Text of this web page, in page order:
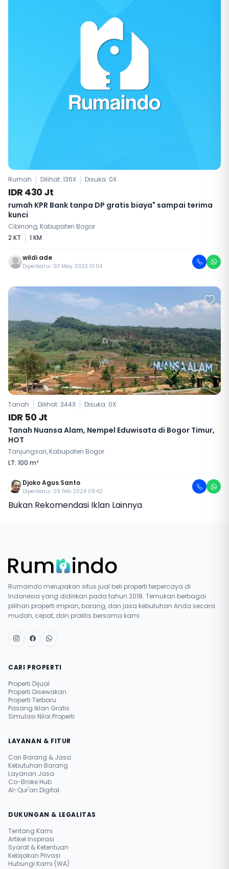
Rumah Dilihat: 136X Disuka: 0X
IDR 430 Jt
rumah KPR Bank tanpa DP gratis biaya" sampai terima
kunci
Cibinong, Kabupaten Bogor
2 KT
1 KM
wildi ade
Diperbarui: 03 May 2023 10:04
Tanah Dilihat: 344X Disuka: 0X
IDR 50 Jt
Tanah Nuansa Alam, Nempel Eduwisata di Bogor Timur,
HOT
Tanjungsari, Kabupaten Bogor
LT: 100 m²
Djoko Agus Santo
Diperbarui: 09 Feb 2024 08:42
Bukan Rekomendasi Iklan Lainnya
Rumaindo merupakan situs jual beli properti terpercaya di
Indonesia yang didirikan pada tahun 2018. Temukan berbagai
pilihan properti impian, barang, dan jasa kebutuhan Anda secara
mudah, cepat, dan praktis bersama kami.
CARI PROPERTI
Properti Dijual
Properti Disewakan
Properti Terbaru
Pasang Iklan Gratis
Simulasi Nilai Properti
LAYANAN & FITUR
Cari Barang & Jasa
Kebutuhan Barang
Layanan Jasa
Co-Broke Hub
Al-Qur'an Digital
DUKUNGAN & LEGALITAS
Tentang Kami
Artikel Inspirasi
Syarat & Ketentuan
Kebijakan Privasi
Hubungi Kami (WA)